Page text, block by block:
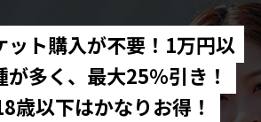
ット購入が不要！1万円以
多く、最大25％引き！
歳以下はかなりお得！